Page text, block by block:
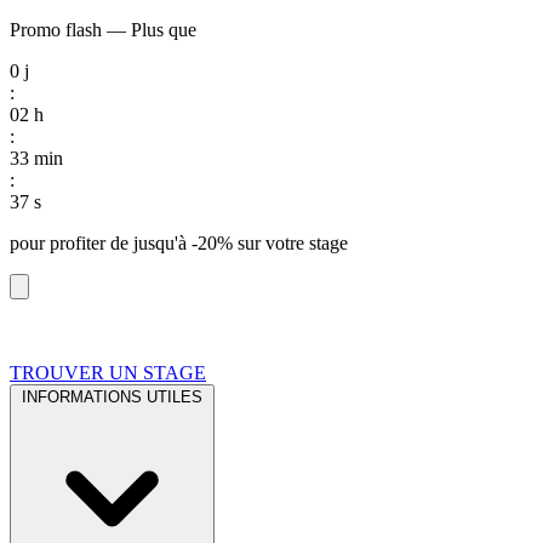
Promo flash — Plus que
0 j
:
02 h
:
33 min
:
36 s
pour profiter de jusqu'à -20% sur votre stage
TROUVER UN STAGE
INFORMATIONS UTILES